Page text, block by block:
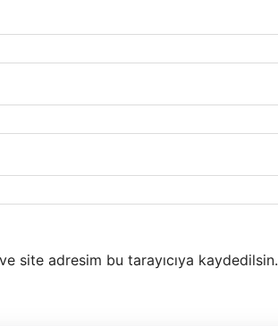
site adresim bu tarayıcıya kaydedilsin.